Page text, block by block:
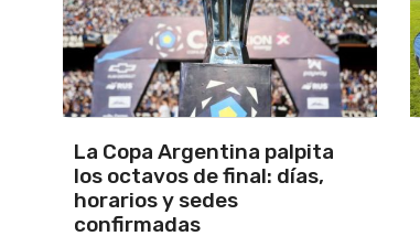
Los seleccionados Sub 15 y
Sub 13 de Tandil ganaron en
el debut